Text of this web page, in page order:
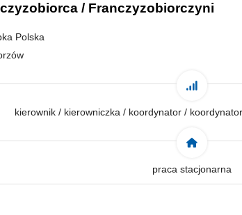
/ Franczyzobiorczyni
Polska
kierownik / kierowniczka / koordynator /
praca stacjonarna